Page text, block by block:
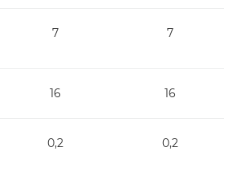
7 7
16 16
0,2 0,2